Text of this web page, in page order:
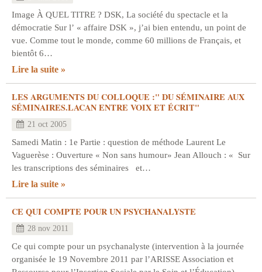
Image À QUEL TITRE ? DSK, La société du spectacle et la
démocratie Sur l’ « affaire DSK », j’ai bien entendu, un point de
vue. Comme tout le monde, comme 60 millions de Français, et
bientôt 6…
Lire la suite
LES ARGUMENTS DU COLLOQUE :" DU SÉMINAIRE AUX
SÉMINAIRES.LACAN ENTRE VOIX ET ÉCRIT"
21 oct 2005
Samedi Matin : 1e Partie : question de méthode Laurent Le
Vaguerèse : Ouverture « Non sans humour» Jean Allouch : « Sur
les transcriptions des séminaires et…
Lire la suite
CE QUI COMPTE POUR UN PSYCHANALYSTE
28 nov 2011
Ce qui compte pour un psychanalyste (intervention à la journée
organisée le 19 Novembre 2011 par l’ARISSE Association et